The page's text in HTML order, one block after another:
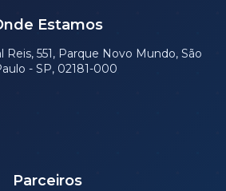
Estamos
Reis, 551, Parque Novo Mundo, São
- SP, 02181-000
Parceiros